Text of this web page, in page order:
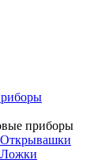
приборы
Открывашки
Ложки